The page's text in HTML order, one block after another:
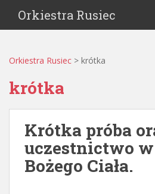
Orkiestra Rusiec
Orkiestra Rusiec > krótka
krótka
Krótka próba
uczestnictwo
Bożego Ciała.